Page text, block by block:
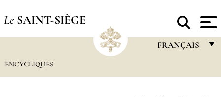
Le SAINT-SIÈGE
FRANÇAIS
ENCYCLIQUES